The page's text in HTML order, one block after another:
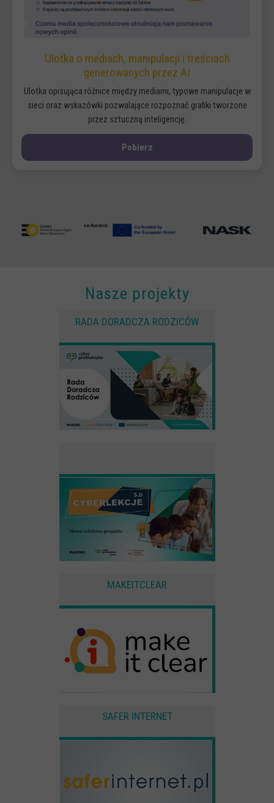
Ulotka o mediach, manipulacji i treściach
generowanych przez AI
Ulotka opisująca różnice między mediami, typowe manipulacje w
sieci oraz wskazówki pozwalające rozpoznać grafiki tworzone
przez sztuczną inteligencję.
Pobierz
Nasze projekty
RADA DORADCZA RODZICÓW
MAKEITCLEAR
SAFER INTERNET